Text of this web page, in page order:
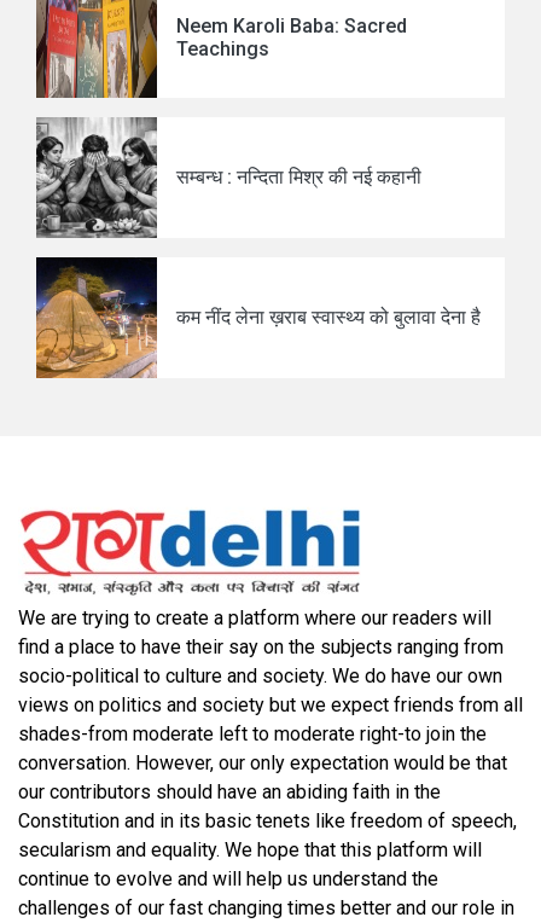
Neem Karoli Baba: Sacred
Teachings
सम्बन्ध : नन्दिता मिश्र की नई कहानी
कम नींद लेना ख़राब स्वास्थ्य को बुलावा देना है
We are trying to create a platform where our readers will
find a place to have their say on the subjects ranging from
socio-political to culture and society. We do have our own
views on politics and society but we expect friends from all
shades-from moderate left to moderate right-to join the
conversation. However, our only expectation would be that
our contributors should have an abiding faith in the
Constitution and in its basic tenets like freedom of speech,
secularism and equality. We hope that this platform will
continue to evolve and will help us understand the
challenges of our fast changing times better and our role in